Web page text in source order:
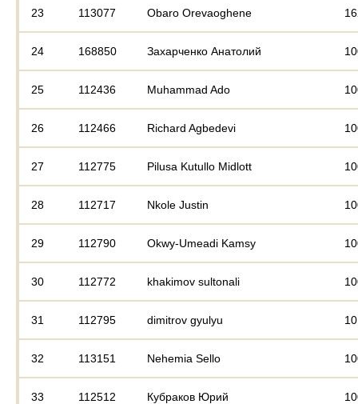
23 113077 Obaro Orevaoghene
24 168850 Захарченко Анатолий
25 112436 Muhammad Ado
26 112466 Richard Agbedevi
27 112775 Pilusa Kutullo Midlott
28 112717 Nkole Justin
29 112790 Okwy-Umeadi Kamsy
30 112772 khakimov sultonali
31 112795 dimitrov gyulyu
32 113151 Nehemia Sello
33 112512 Кубраков Юрий